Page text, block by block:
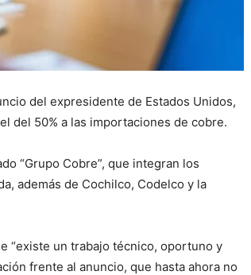
del expresidente de Estados Unidos,
del 50% a las importaciones de cobre.
“Grupo Cobre”, que integran los
además de Cochilco, Codelco y la
“existe un trabajo técnico, oportuno y
frente al anuncio, que hasta ahora no